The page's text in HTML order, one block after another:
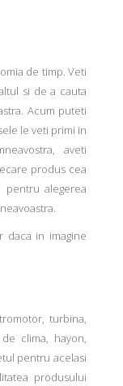
de timp. Veti
si de a cauta
Acum puteti
le veti primi in
aveti
produs cea
pentru alegerea
daca in imagine
turbina,
clima, hayon,
pentru acelasi
produsului